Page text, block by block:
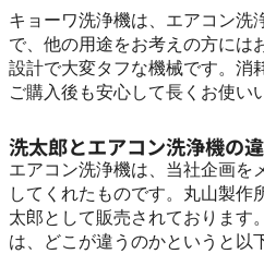
キョーワ洗浄機は、エアコン洗
で、他の用途をお考えの方には
設計で大変タフな機械です。消
ご購入後も安心して長くお使い
洗太郎とエアコン洗浄機の
エアコン洗浄機は、当社企画を
してくれたものです。丸山製作
太郎として販売されております
は、どこが違うのかというと以